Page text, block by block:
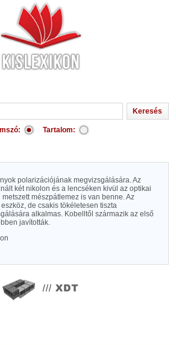
Tartalom:
polarizációjának megvizsgálására. Az
két nikolon és a lencséken kivül az optikai
mészpátlemez is van benne. Az
de csakis tökéletesen tiszta
alkalmas. Kobelltől származik az első
javították.